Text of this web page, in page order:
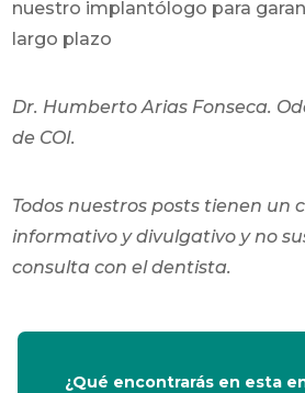
nuestro implantólogo para
largo plazo
Dr. Humberto Arias Fonseca.
de COI.
Todos nuestros posts tienen un
informativo y divulgativo y no
consulta con el dentista.
¿Qué encontrarás en esta